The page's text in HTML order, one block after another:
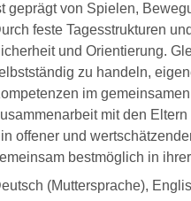
geprägt von Spielen,
feste Tagesstrukturen
und Orientierung.
zu handeln,
im
mit den
offener und
bestmöglich in
(Muttersprache),